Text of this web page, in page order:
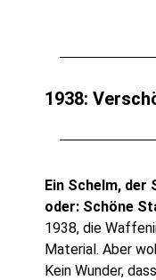
1938:
Ein Schelm, der
oder: Schöne
1938, die
Material. Aber
Kein Wunder,